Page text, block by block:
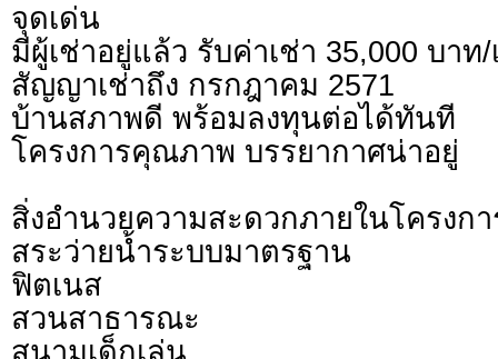
จุดเด่น
มีผู้เช่าอยู่แล้ว รับค่าเช่า 35,000 บาท
สัญญาเช่าถึง กรกฎาคม 2571
บ้านสภาพดี พร้อมลงทุนต่อได้ทันที
โครงการคุณภาพ บรรยากาศน่าอยู่
สิ่งอำนวยความสะดวกภายในโครงกา
สระว่ายน้ำระบบมาตรฐาน
ฟิตเนส
สวนสาธารณะ
สนามเด็กเล่น